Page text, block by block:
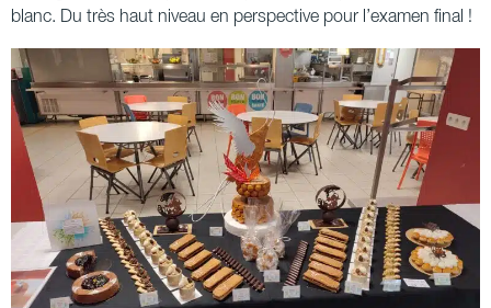
blanc. Du très haut niveau en perspective pour l’examen final !